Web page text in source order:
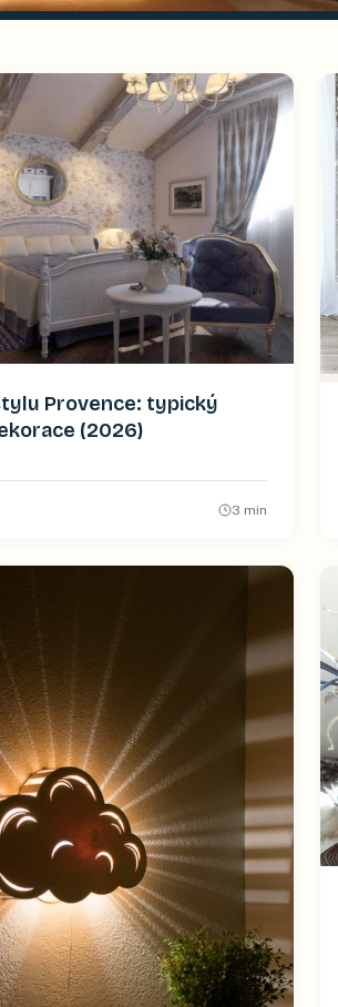
Provence: typický
(2026)
3 min